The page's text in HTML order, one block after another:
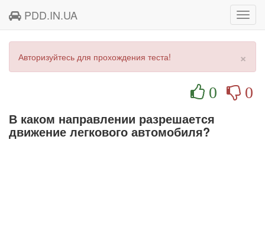
PDD.IN.UA
×
Авторизуйтесь для прохождения теста!
0 0
В каком направлении разрешается
движение легкового автомобиля?